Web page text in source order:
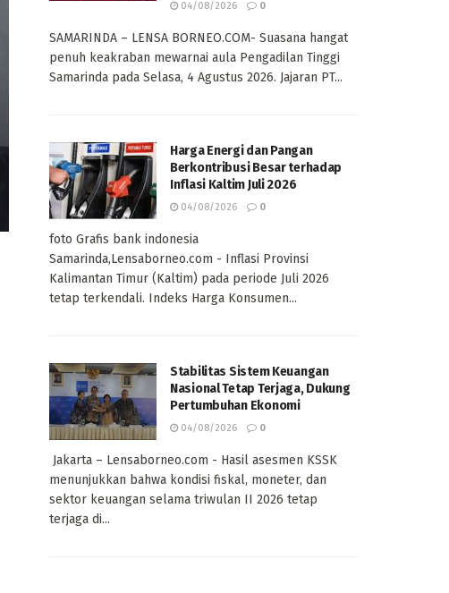
04/08/2026 0
SAMARINDA – LENSA BORNEO.COM- Suasana hangat
penuh keakraban mewarnai aula Pengadilan Tinggi
Samarinda pada Selasa, 4 Agustus 2026. Jajaran PT...
Harga Energi dan Pangan
Berkontribusi Besar terhadap
Inflasi Kaltim Juli 2026
04/08/2026 0
foto Grafis bank indonesia
Samarinda,Lensaborneo.com - Inflasi Provinsi
Kalimantan Timur (Kaltim) pada periode Juli 2026
tetap terkendali. Indeks Harga Konsumen...
Stabilitas Sistem Keuangan
Nasional Tetap Terjaga, Dukung
Pertumbuhan Ekonomi
04/08/2026 0
Jakarta – Lensaborneo.com - Hasil asesmen KSSK
menunjukkan bahwa kondisi fiskal, moneter, dan
sektor keuangan selama triwulan II 2026 tetap
terjaga di...